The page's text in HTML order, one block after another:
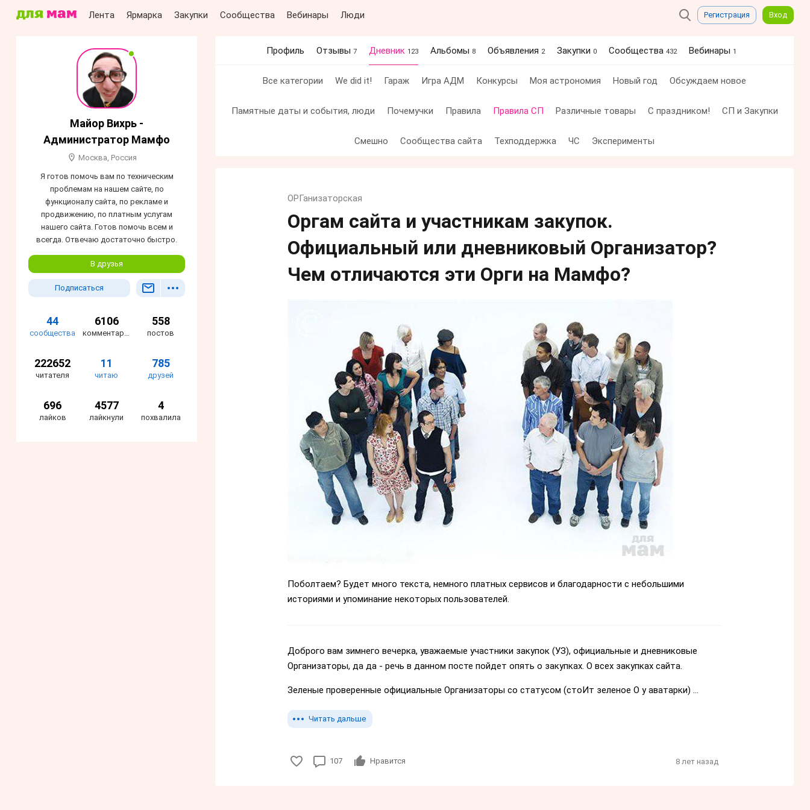
Лента Ярмарка Закупки Сообщества Вебинары Люди Регистрация Вход
Майор Вихрь -
Администратор Мамфо
Москва, Россия
Я готов помочь вам по техническим
проблемам на нашем сайте, по
функционалу сайта, по рекламе и
продвижению, по платным услугам
нашего сайта. Готов помочь всем и
всегда. Отвечаю достаточно быстро.
В друзья
Подписаться
44
сообщества
6106
комментариев
558
постов
222652
читателя
11
читаю
785
друзей
696
лайков
4577
лайкнули
4
похвалила
Профиль Отзывы 7 Дневник 123 Альбомы 8 Объявления 2 Закупки 0 Сообщества 432 Вебинары 1
Все категории We did it! Гараж Игра АДМ Конкурсы Моя астрономия Новый год Обсуждаем новое
Памятные даты и события, люди Почемучки Правила Правила СП Различные товары С праздником! СП и Закупки
Смешно Сообщества сайта Техподдержка ЧС Эксперименты
ОРГанизаторская
Оргам сайта и участникам закупок.
Официальный или дневниковый Организатор?
Чем отличаются эти Орги на Мамфо?
Поболтаем? Будет много текста, немного платных сервисов и благодарности с небольшими
историями и упоминание некоторых пользователей.
Доброго вам зимнего вечерка, уважаемые участники закупок (УЗ), официальные и дневниковые
Организаторы, да да - речь в данном посте пойдет опять о закупках. О всех закупках сайта.
Зеленые проверенные официальные Организаторы со статусом (стоИт зеленое О у аватарки) ...
Читать дальше
107 Нравится 8 лет назад